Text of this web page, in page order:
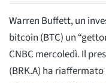
Warren Buffett, un
bitcoin (BTC) un
CNBC mercoledì. Il
(BRK.A) ha